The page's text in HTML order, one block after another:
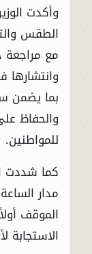
وأكدت
الطقس
مع مراجعة
وانتشارها
بما يضمن
والحفاظ
للمواطنين.
كما شددت
مدار
الموقف
الاستجابة